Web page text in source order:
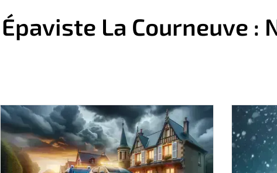
Épaviste La Courneuve